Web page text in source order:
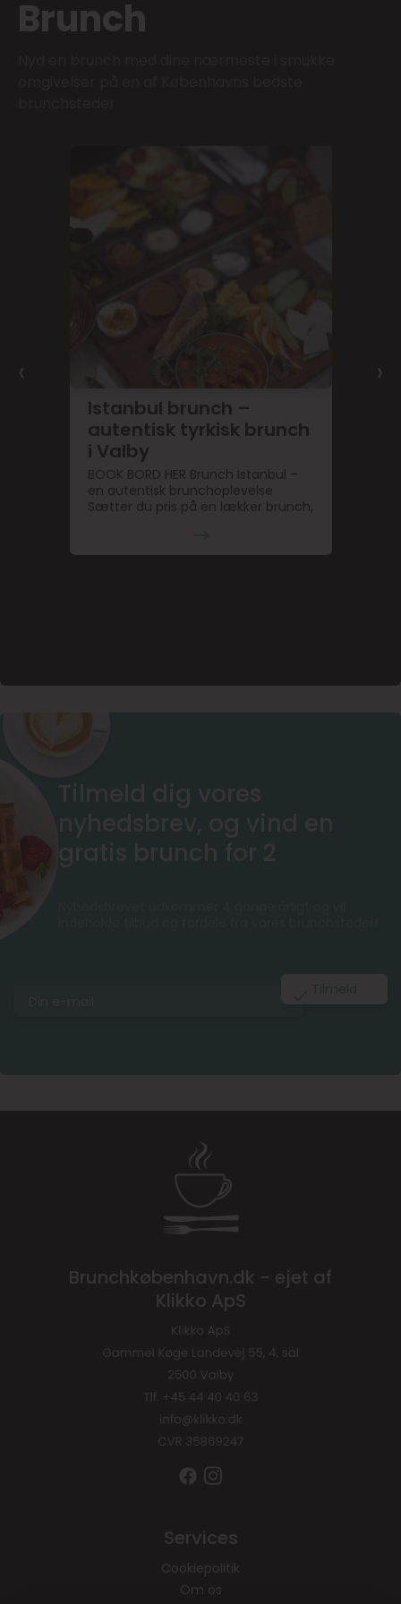
Brunch
Istanbul brunch –
autentisk tyrkisk brunch
i Valby
BOOK BORD HER Brunch Istanbul –
en autentisk brunchoplevelse
Sætter du pris på en lækker brunch,
‹ ›
Brunchkøbenhavn.dk - ejet af
Klikko ApS
Services
Cookiepolitik
Om os